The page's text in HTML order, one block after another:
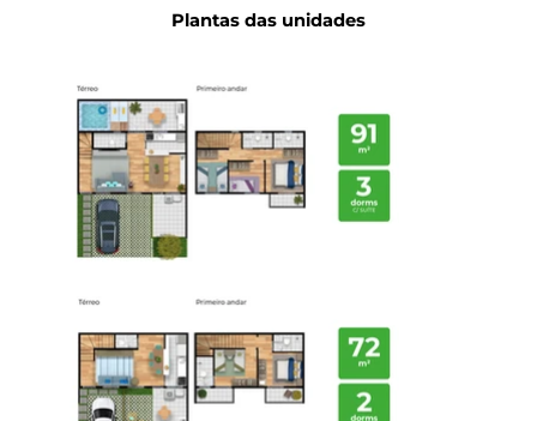
Plantas das unidades